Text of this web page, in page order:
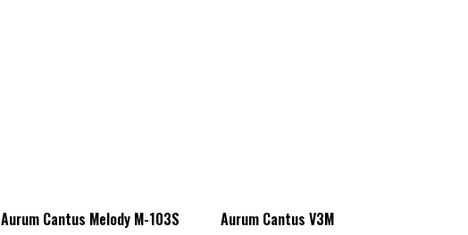
Aurum Cantus Melody M-103S Aurum Cantus V3M